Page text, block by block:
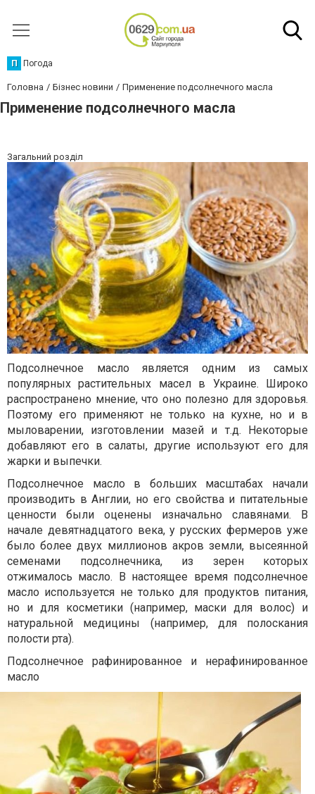
П Погода
Головна Бізнес новини Применение подсолнечного масла
Применение подсолнечного масла
Загальний розділ
Подсолнечное масло является одним из самых
популярных растительных масел в Украине. Широко
распространено мнение, что оно полезно для здоровья.
Поэтому его применяют не только на кухне, но и в
мыловарении, изготовлении мазей и т.д. Некоторые
добавляют его в салаты, другие используют его для
жарки и выпечки.
Подсолнечное масло в больших масштабах начали
производить в Англии, но его свойства и питательные
ценности были оценены изначально славянами. В
начале девятнадцатого века, у русских фермеров уже
было более двух миллионов акров земли, высеянной
семенами подсолнечника, из зерен которых
отжималось масло. В настоящее время подсолнечное
масло используется не только для продуктов питания,
но и для косметики (например, маски для волос) и
натуральной медицины (например, для полоскания
полости рта).
Подсолнечное рафинированное и нерафинированное
масло